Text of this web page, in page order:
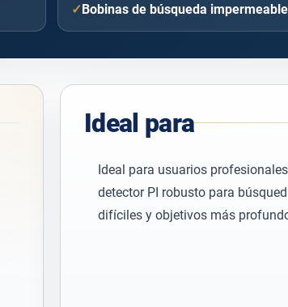
✓Bobinas de búsqueda
Ideal para
Ideal para usuarios
detector PI robusto para
difíciles y objetivos más